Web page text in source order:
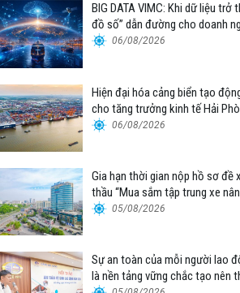
BIG DATA VIMC: Khi dữ liệu trở
đồ số” dẫn đường cho doanh
hải 06/08/2026
Hiện đại hóa cảng biển tạo
cho tăng trưởng kinh tế Hải
06/08/2026
Gia hạn thời gian nộp hồ sơ đề
thầu “Mua sắm tập trung xe
container thuộc Tổng công ty
05/08/2026
Sự an toàn của mỗi người lao
là nền tảng vững chắc tạo nên